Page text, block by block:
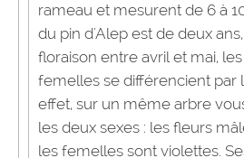
rameau et mesurent de 6 à
du pin d'Alep est de deux
floraison entre avril et mai,
femelles se différencient par
effet, sur un même arbre
les deux sexes : les fleurs
les femelles sont violettes.